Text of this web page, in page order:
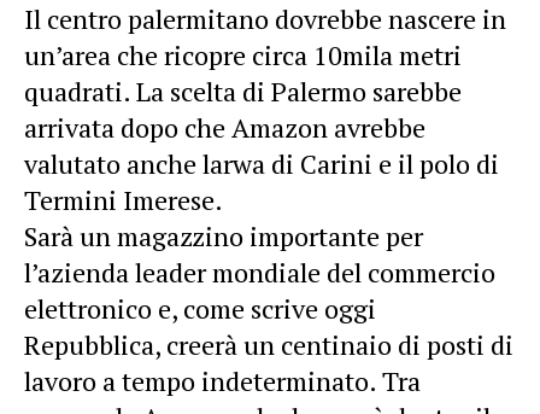
Il centro palermitano dovrebbe nascere in
un’area che ricopre circa 10mila metri
quadrati. La scelta di Palermo sarebbe
arrivata dopo che Amazon avrebbe
valutato anche larwa di Carini e il polo di
Termini Imerese.
Sarà un magazzino importante per
l’azienda leader mondiale del commercio
elettronico e, come scrive oggi
Repubblica, creerà un centinaio di posti di
lavoro a tempo indeterminato. Tra